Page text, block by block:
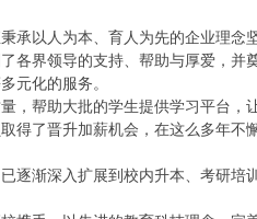
承以人为本、育人为先的企业理念
各界领导的支持、帮助与厚爱，
元化的服务。
，帮助大批的学生提供学习平台
得了晋升加薪机会，在这么多年
逐渐深入扩展到校内升本、考研培